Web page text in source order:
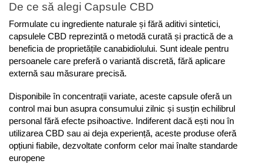
De ce să alegi Capsule CBD
Formulate cu ingrediente naturale și fără aditivi sintetici,
capsulele CBD reprezintă o metodă curată și practică de a
beneficia de proprietățile canabidiolului. Sunt ideale pentru
persoanele care preferă o variantă discretă, fără aplicare
externă sau măsurare precisă.
Disponibile în concentrații variate, aceste capsule oferă un
control mai bun asupra consumului zilnic și susțin echilibrul
personal fără efecte psihoactive. Indiferent dacă ești nou în
utilizarea CBD sau ai deja experiență, aceste produse oferă
opțiuni fiabile, dezvoltate conform celor mai înalte standarde
europene